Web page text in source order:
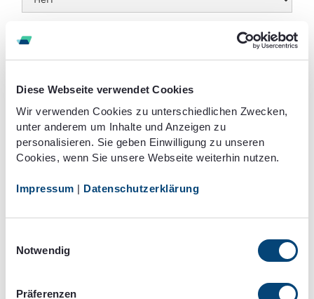
Diese Webseite verwendet Cookies
Wir verwenden Cookies zu unterschiedlichen Zwecken,
unter anderem um Inhalte und Anzeigen zu
personalisieren. Sie geben Einwilligung zu unseren
Cookies, wenn Sie unsere Webseite weiterhin nutzen.
Impressum | Datenschutzerklärung
Notwendig
Präferenzen
Email Addresse